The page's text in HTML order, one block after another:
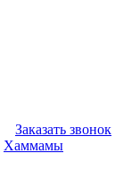
Заказать звонок
Хаммамы